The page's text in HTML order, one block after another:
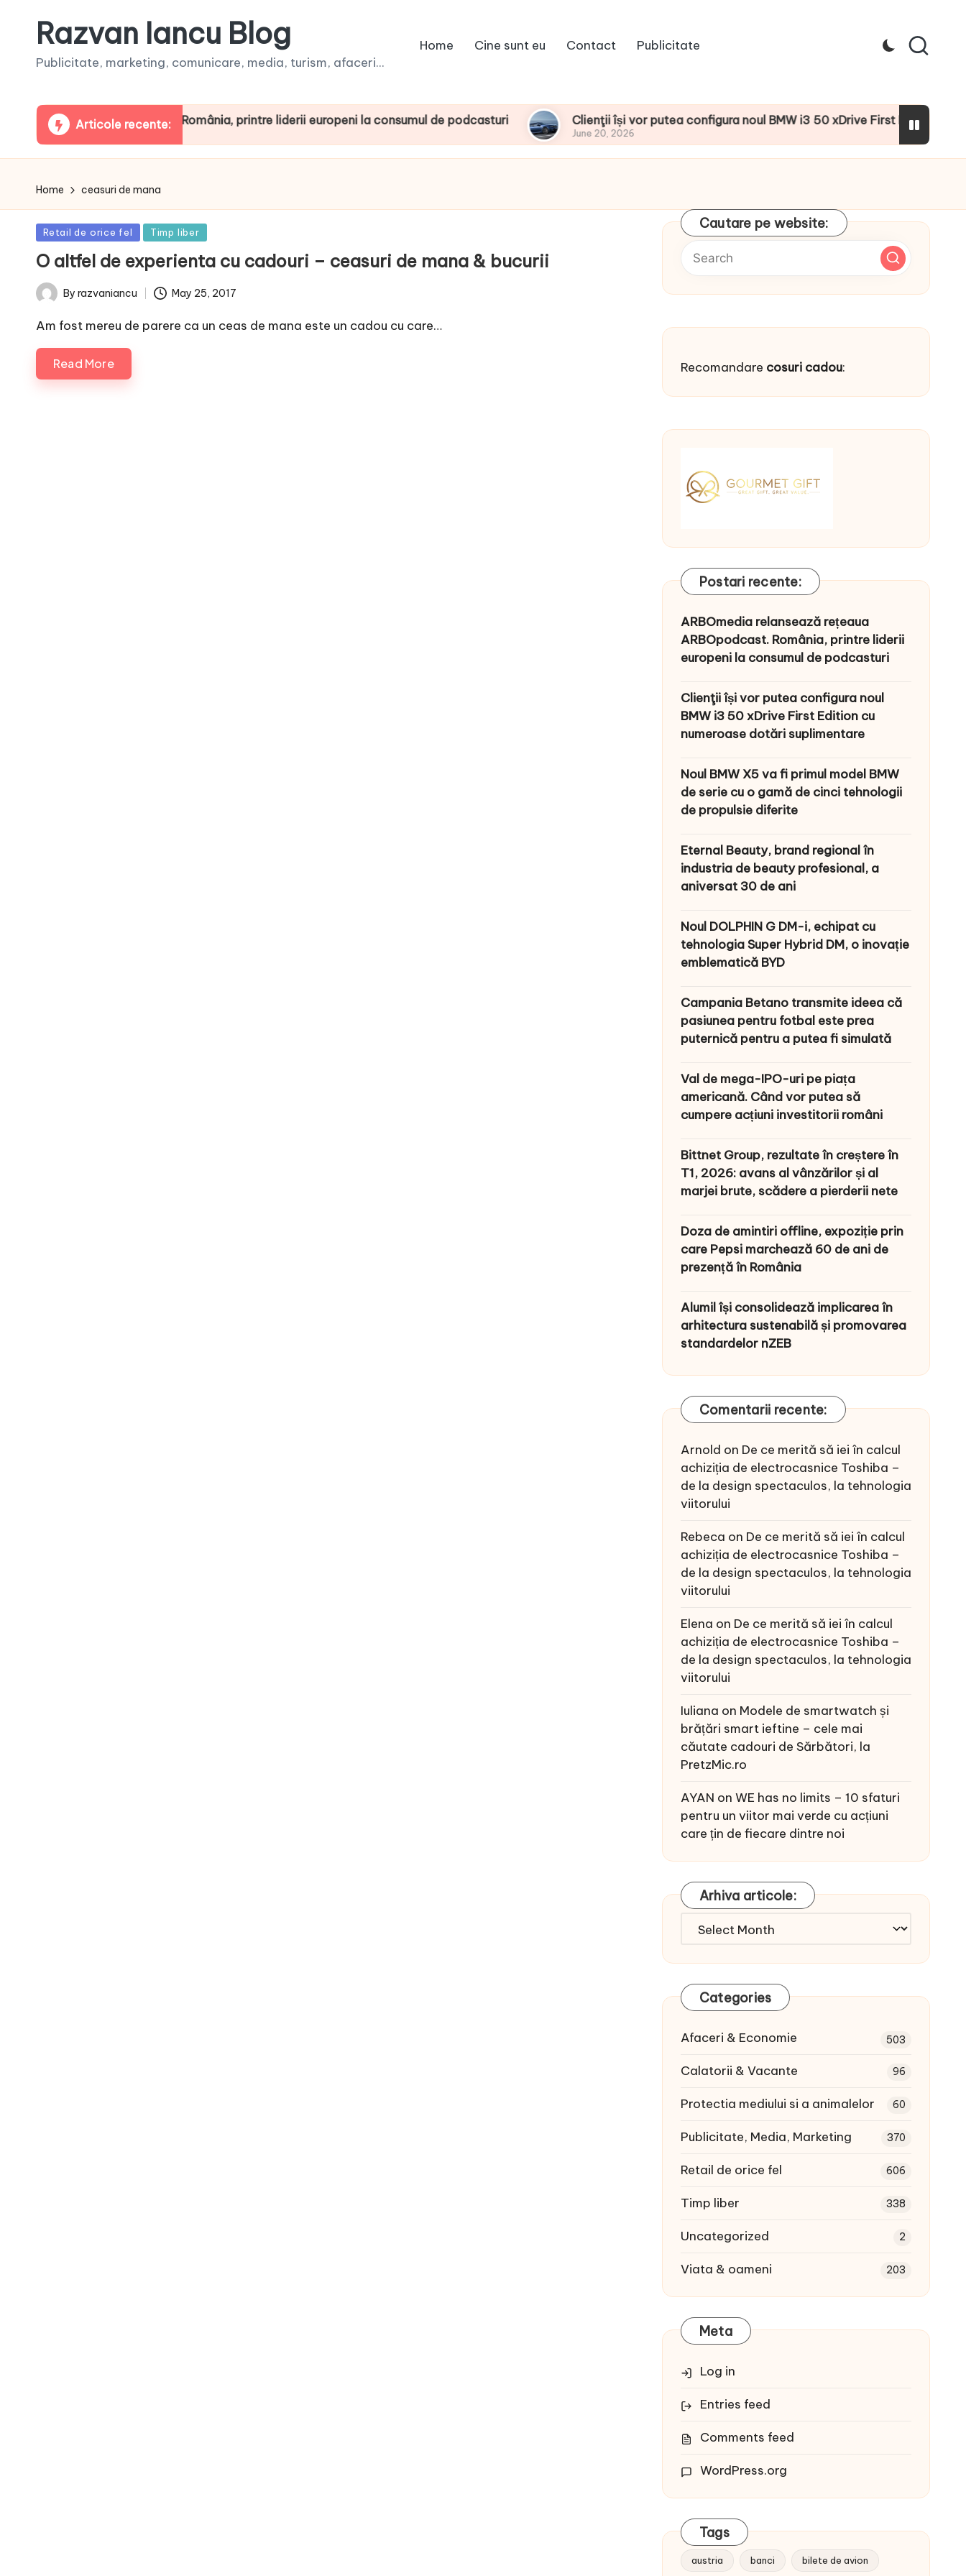
Razvan Iancu Blog
Publicitate, marketing, comunicare, media, turism, afaceri...
Home Cine sunt eu Contact Publicitate
Articole recente:
ARBOpodcast. România, printre liderii europeni la consumul de podcasturi Clienţii își vor putea configura noul BMW i3 50 xDrive First Edition cu
June 20, 2026
Home ceasuri de mana
Posted
in
Retail de orice fel Timp liber
O altfel de experienta cu cadouri – ceasuri de mana & bucurii
PostedBy razvaniancu May 25, 2017
Am fost mereu de parere ca un ceas de mana este un cadou cu care…
Read More
Cautare pe website:
Recomandare cosuri cadou:
Postari recente:
ARBOmedia relansează rețeaua
ARBOpodcast. România, printre liderii
europeni la consumul de podcasturi
Clienţii își vor putea configura noul
BMW i3 50 xDrive First Edition cu
numeroase dotări suplimentare
Noul BMW X5 va fi primul model BMW
de serie cu o gamă de cinci tehnologii
de propulsie diferite
Eternal Beauty, brand regional în
industria de beauty profesional, a
aniversat 30 de ani
Noul DOLPHIN G DM-i, echipat cu
tehnologia Super Hybrid DM, o inovație
emblematică BYD
Campania Betano transmite ideea că
pasiunea pentru fotbal este prea
puternică pentru a putea fi simulată
Val de mega-IPO-uri pe piața
americană. Când vor putea să
cumpere acțiuni investitorii români
Bittnet Group, rezultate în creștere în
T1, 2026: avans al vânzărilor și al
marjei brute, scădere a pierderii nete
Doza de amintiri offline, expoziție prin
care Pepsi marchează 60 de ani de
prezență în România
Alumil își consolidează implicarea în
arhitectura sustenabilă și promovarea
standardelor nZEB
Comentarii recente:
Arnold on De ce merită să iei în calcul
achiziția de electrocasnice Toshiba –
de la design spectaculos, la tehnologia
viitorului
Rebeca on De ce merită să iei în calcul
achiziția de electrocasnice Toshiba –
de la design spectaculos, la tehnologia
viitorului
Elena on De ce merită să iei în calcul
achiziția de electrocasnice Toshiba –
de la design spectaculos, la tehnologia
viitorului
Iuliana on Modele de smartwatch și
brățări smart ieftine – cele mai
căutate cadouri de Sărbători, la
PretzMic.ro
AYAN on WE has no limits – 10 sfaturi
pentru un viitor mai verde cu acțiuni
care țin de fiecare dintre noi
Arhiva articole:
Arhiva
Categories
Afaceri & Economie 503
Calatorii & Vacante 96
Protectia mediului si a animalelor 60
Publicitate, Media, Marketing 370
Retail de orice fel 606
Timp liber 338
Uncategorized 2
Viata & oameni 203
Meta
Log in
Entries feed
Comments feed
WordPress.org
Tags
austria banci bilete de avion